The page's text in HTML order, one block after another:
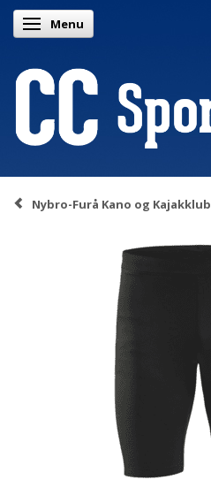
Skifte navigation
Menu
Nybro-Furå Kano og Kajakklub